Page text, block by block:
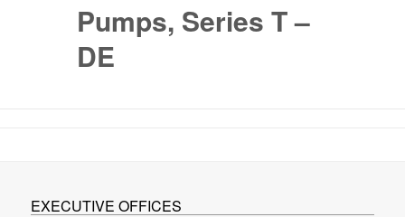
Pumps, Series T –
DE
EXECUTIVE OFFICES